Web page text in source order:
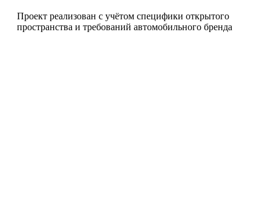
Проект реализован с учётом специфики открытого
пространства и требований автомобильного бренда